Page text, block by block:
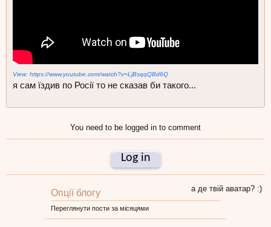
View: https://www.youtube.com/watch?v=LjBsqqQBd6Q
я сам їздив по Росії то не сказав би такого...
You need to be logged in to comment
Log in
а де твій аватар? :)
Опції блогу
Переглянути пости за місяцями